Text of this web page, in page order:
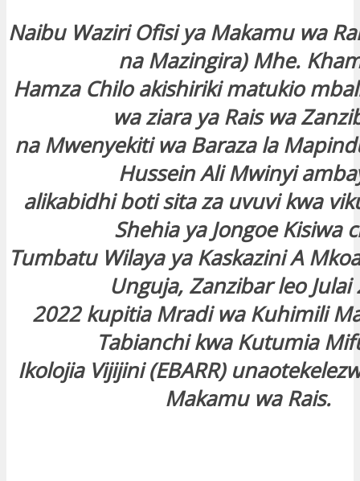
Naibu Waziri Ofisi ya Makamu wa
na Mazingira) Mhe.
Hamza Chilo akishiriki matukio
wa ziara ya Rais wa
na Mwenyekiti wa Baraza la
Hussein Ali Mwinyi
alikabidhi boti sita za uvuvi kwa
Shehia ya Jongoe Kisiwa
Tumbatu Wilaya ya Kaskazini A
Unguja, Zanzibar leo Julai
2022 kupitia Mradi wa Kuhimili
Tabianchi kwa Kutumia
Ikolojia Vijijini (EBARR)
Makamu wa Rais.